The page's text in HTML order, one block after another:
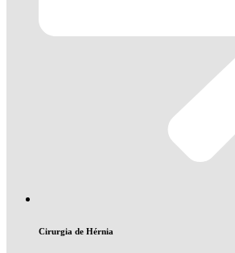
Cirurgia de Hérnia